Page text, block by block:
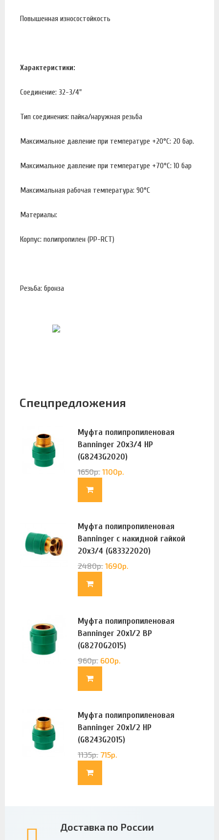
Повышенная износостойкость
Характеристики:
Соединение: 32-3/4"
Тип соединения: пайка/наружная резьба
Максимальное давление при температуре +20°С: 20 бар.
Максимальное давление при температуре +70°С: 10 бар
Максимальная рабочая температура: 90°С
Материалы:
Корпус: полипропилен (PP-RCT)
Резьба: бронза
Спецпредложения
Муфта полипропиленовая
Banninger 20х3/4 НР
(G8243G2020)
1650р. 1100р.
Муфта полипропиленовая
Banninger с накидной гайкой
20х3/4 (G83322020)
2480р. 1690р.
Муфта полипропиленовая
Banninger 20х1/2 ВР
(G8270G2015)
960р. 600р.
Муфта полипропиленовая
Banninger 20х1/2 НР
(G8243G2015)
1135р. 715р.
Доставка по России